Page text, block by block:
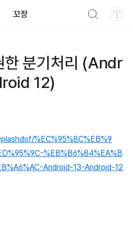
꼬장
한 분기처리 (Andr
12)
%EC%95%8C%EB%9
%EB%B6%84%EA%B
Android-13-Android-12